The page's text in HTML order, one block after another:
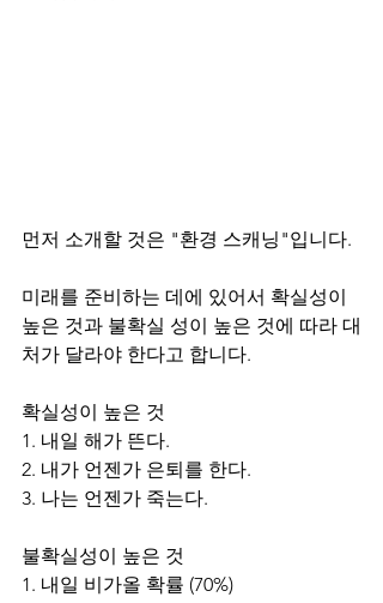
먼저 소개할 것은 "환경 스캐닝"입니다.
미래를 준비하는 데에 있어서 확실성이
높은 것과 불확실 성이 높은 것에 따라 대
처가 달라야 한다고 합니다.
확실성이 높은 것
1. 내일 해가 뜬다.
2. 내가 언젠가 은퇴를 한다.
3. 나는 언젠가 죽는다.
불확실성이 높은 것
1. 내일 비가올 확률 (70%)